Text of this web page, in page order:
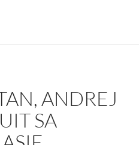
ANDREJ
SA